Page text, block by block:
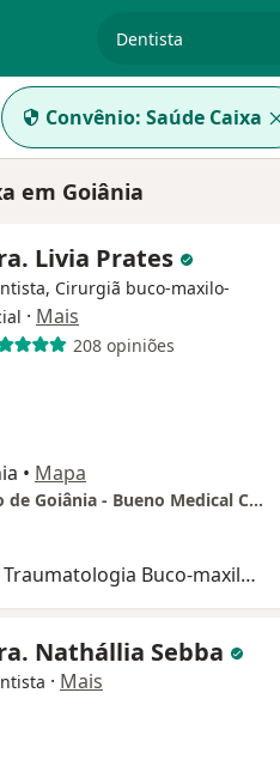
Convênio: Saúde Caixa
em Goiânia
Livia Prates
Cirurgiã buco-maxilo-
· Mais
208 opiniões
• Mapa
Instituto Neurológico de Goiânia - Bueno Medical Center
Consulta Cirurgia e Traumatologia Buco-maxilo-facial
Nathállia Sebba
· Mais